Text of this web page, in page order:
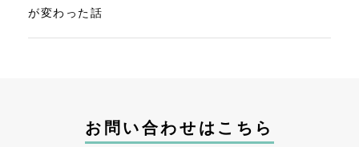
が変わった話
お問い合わせはこちら